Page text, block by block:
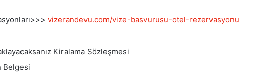
vizerandevu.com/vize-basvurusu-otel-rezervasyonu
Kiralama Sözleşmesi
Belgesi